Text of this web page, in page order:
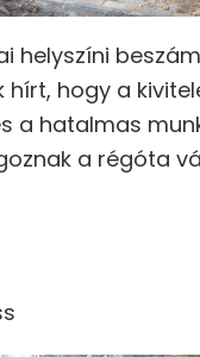
helyszíni
hírt, hogy a
a hatalmas
a régóta